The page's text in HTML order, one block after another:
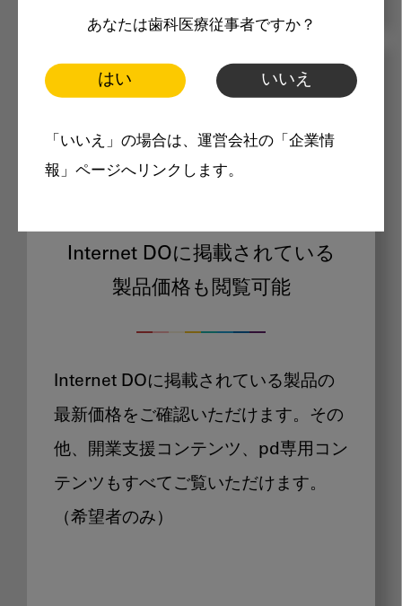
あなたは歯科医療従事者ですか？
はい いいえ
「いいえ」の場合は、運営会社の「企業情
報」ページへリンクします。
メリット
Internet DOに掲載されている
製品価格も閲覧可能
Internet DOに掲載されている製品の
最新価格をご確認いただけます。その
他、開業支援コンテンツ、pd専用コン
テンツもすべてご覧いただけます。
（希望者のみ）